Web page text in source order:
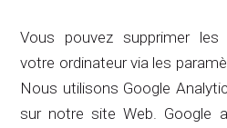
Vous pouvez supprimer
votre ordinateur via les
Nous utilisons Google
sur notre site Web. Google